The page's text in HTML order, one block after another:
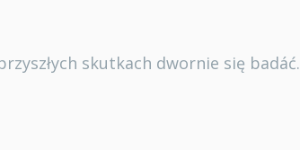
skutkach dwornie się badáć.